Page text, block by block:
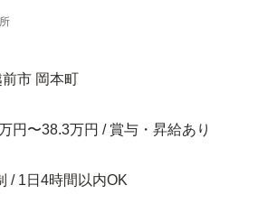
市 岡本町
円〜38.3万円 / 賞与・昇給あり
/ 1日4時間以内OK